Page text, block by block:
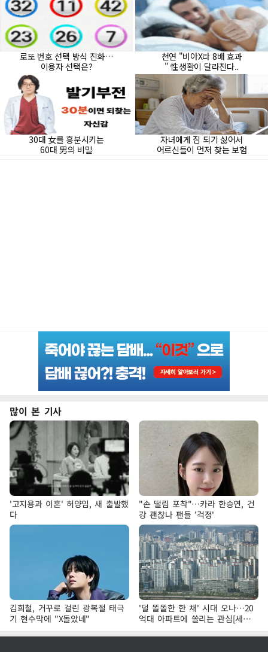
많이 본 기사
'고지용과 이혼' 허양임, 새 출발했
다
"손 떨림 포착"…카라 한승연, 건
강 괜찮나 팬들 '걱정'
김희철, 거꾸로 걸린 광복절 태극
기 현수막에 "X돌았네"
'덜 똘똘한 한 채' 시대 오나…20
억대 아파트에 쏠리는 관심[세제
개편, 그 이후②]